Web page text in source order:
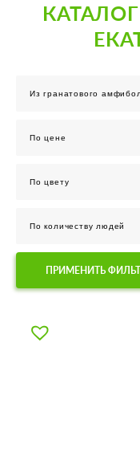
Пн. —
ПРИМЕНИТЬ